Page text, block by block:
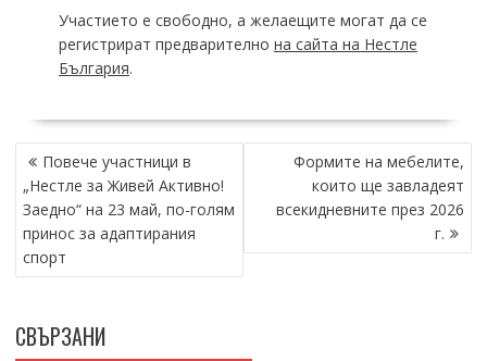
Участието е свободно, а желаещите могат да се
регистрират предварително на сайта на Нестле
България.
НАВИГАЦИЯ
Повече участници в
„Нестле за Живей Активно!
Заедно“ на 23 май, по-голям
принос за адаптирания
спорт
Формите на мебелите,
които ще завладеят
всекидневните през 2026
г.
СВЪРЗАНИ